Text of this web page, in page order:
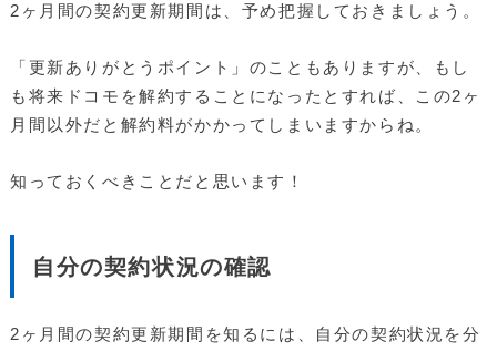
2ヶ月間の契約更新期間は、予め把握しておきましょう。
「更新ありがとうポイント」のこともありますが、もし
も将来ドコモを解約することになったとすれば、この2ヶ
月間以外だと解約料がかかってしまいますからね。
知っておくべきことだと思います！
自分の契約状況の確認
2ヶ月間の契約更新期間を知るには、自分の契約状況を分